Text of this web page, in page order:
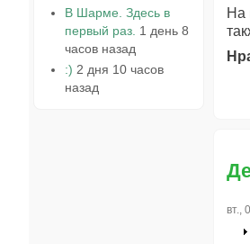
На
вт.,
В Шарме. Здесь в
первый раз. 1 день 8
часов назад
:) 2 дня 10 часов
назад